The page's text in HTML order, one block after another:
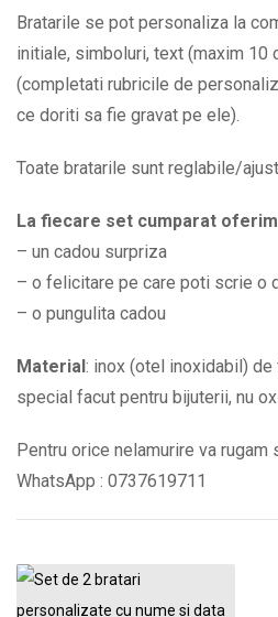
quantity
Bratarile se pot personaliza la
initiale, simboluri, text (maxim 10
(completati rubricile de
ce doriti sa fie gravat pe ele).
Toate bratarile sunt reglabile/
La fiecare set cumparat oferim
– un cadou surpriza
– o felicitare pe care poti scrie o
– o pungulita cadou
Material : inox (otel inoxidabil) de
special facut pentru bijuterii, nu
Pentru orice nelamurire va rugam
WhatsApp : 0737619711